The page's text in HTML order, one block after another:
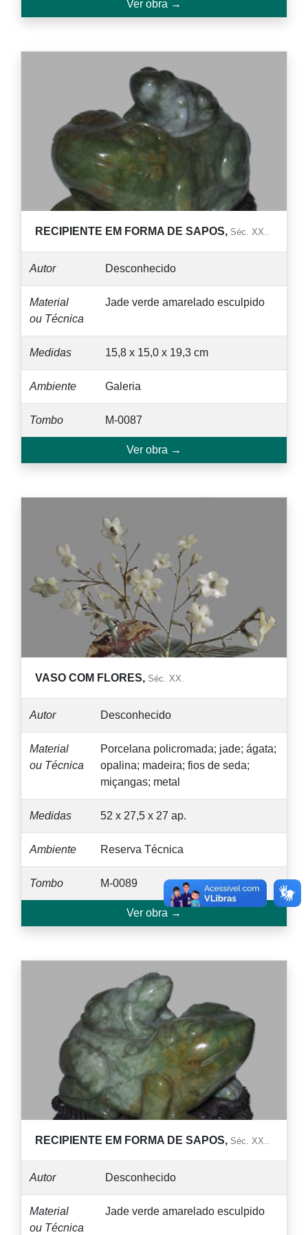
Ver obra →
RECIPIENTE EM FORMA DE SAPOS, Séc. XX..
Autor Desconhecido
Material
ou Técnica
Jade verde amarelado esculpido
Medidas 15,8 x 15,0 x 19,3 cm
Ambiente Galeria
Tombo M-0087
Ver obra →
VASO COM FLORES, Séc. XX.
Autor Desconhecido
Material
ou Técnica
Porcelana policromada; jade; ágata;
opalina; madeira; fios de seda;
miçangas; metal
Medidas 52 x 27,5 x 27 ap.
Ambiente Reserva Técnica
Tombo M-0089
Ver obra →
RECIPIENTE EM FORMA DE SAPOS, Séc. XX..
Autor Desconhecido
Material
ou Técnica
Jade verde amarelado esculpido